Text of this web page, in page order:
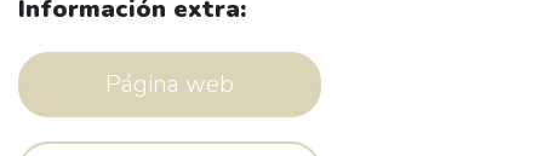
Información extra:
Página web